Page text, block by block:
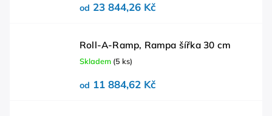
od 23 844,26 Kč
Roll-A-Ramp, Rampa šířka 30 cm
Skladem (5 ks)
od 11 884,62 Kč